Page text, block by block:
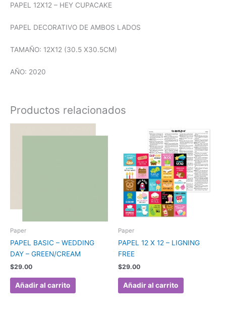
PAPEL 12X12 – HEY CUPACAKE
PAPEL DECORATIVO DE AMBOS LADOS
TAMAÑO: 12X12 (30.5 X30.5CM)
AÑO: 2020
Productos relacionados
Paper
PAPEL BASIC – WEDDING
DAY – GREEN/CREAM
$29.00
Añadir al carrito
Paper
PAPEL 12 X 12 – LIGNING
FREE
$29.00
Añadir al carrito